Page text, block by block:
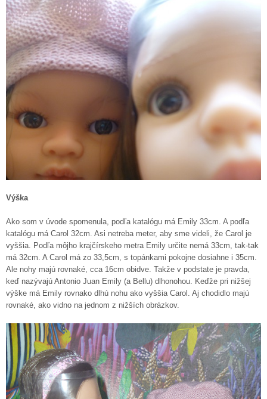
Výška
Ako som v úvode spomenula, podľa katalógu má Emily 33cm. A podľa
katalógu má Carol 32cm. Asi netreba meter, aby sme videli, že Carol je
vyššia. Podľa môjho krajčírskeho metra Emily určite nemá 33cm, tak-tak
má 32cm. A Carol má zo 33,5cm, s topánkami pokojne dosiahne i 35cm.
Ale nohy majú rovnaké, cca 16cm obidve. Takže v podstate je pravda,
keď nazývajú Antonio Juan Emily (a Bellu) dlhonohou. Keďže pri nižšej
výške má Emily rovnako dlhú nohu ako vyššia Carol. Aj chodidlo majú
rovnaké, ako vidno na jednom z nižších obrázkov.